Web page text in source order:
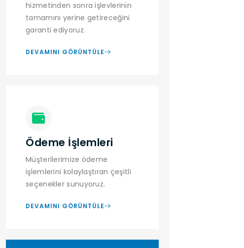
hizmetinden sonra işlevlerinin
tamamını yerine getireceğini
garanti ediyoruz.
DEVAMINI GÖRÜNTÜLE
Ödeme İşlemleri
Müşterilerimize ödeme
işlemlerini kolaylaştıran çeşitli
seçenekler sunuyoruz.
DEVAMINI GÖRÜNTÜLE